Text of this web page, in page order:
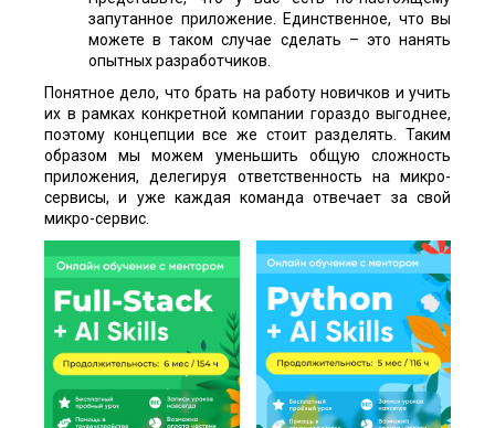
запутанное приложение. Единственное, что вы
можете в таком случае сделать – это нанять
опытных разработчиков.
Понятное дело, что брать на работу новичков и учить
их в рамках конкретной компании гораздо выгоднее,
поэтому концепции все же стоит разделять. Таким
образом мы можем уменьшить общую сложность
приложения, делегируя ответственность на микро-
сервисы, и уже каждая команда отвечает за свой
микро-сервис.